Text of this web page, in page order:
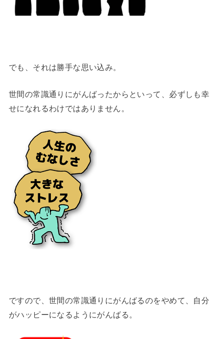
でも、それは勝手な思い込み。
世間の常識通りにがんばったからといって、必ずしも幸
せになれるわけではありません。
ですので、世間の常識通りにがんばるのをやめて、自分
がハッピーになるようにがんばる。